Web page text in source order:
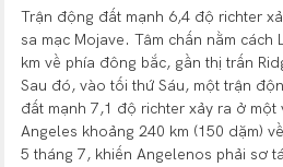
Trận động đất mạnh 6,4 độ richter
sa mạc Mojave. Tâm chấn nằm cách
km về phía đông bắc, gần thị trấn
Sau đó, vào tối thứ Sáu, một trận
đất mạnh 7,1 độ richter xảy ra ở một
Angeles khoảng 240 km (150 dặm)
5 tháng 7, khiến Angelenos phải sơ